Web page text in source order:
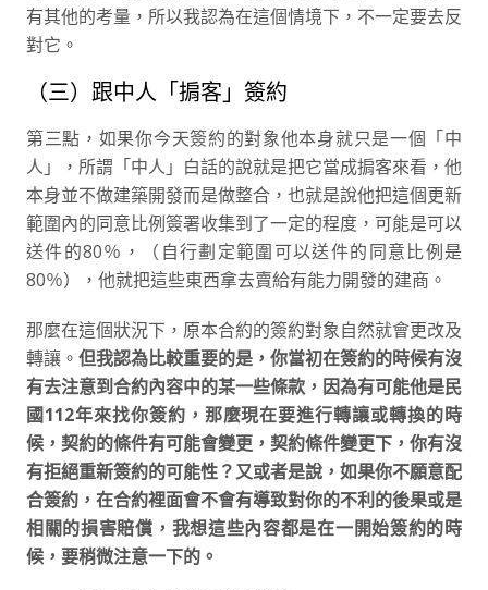
有其他的考量，所以我認為在這個情境下，不一定要去反
對它。
（三）跟中人「掮客」簽約
第三點，如果你今天簽約的對象他本身就只是一個「中
人」，所謂「中人」白話的說就是把它當成掮客來看，他
本身並不做建築開發而是做整合，也就是說他把這個更新
範圍內的同意比例簽署收集到了一定的程度，可能是可以
送件的80％，（自行劃定範圍可以送件的同意比例是
80％），他就把這些東西拿去賣給有能力開發的建商。
那麼在這個狀況下，原本合約的簽約對象自然就會更改及
轉讓。 但我認為比較重要的是，你當初在簽約的時候有沒
有去注意到合約內容中的某一些條款，因為有可能他是民
國112年來找你簽約，那麼現在要進行轉讓或轉換的時
候，契約的條件有可能會變更，契約條件變更下，你有沒
有拒絕重新簽約的可能性？又或者是說，如果你不願意配
合簽約，在合約裡面會不會有導致對你的不利的後果或是
相關的損害賠償，我想這些內容都是在一開始簽約的時
候，要稍微注意一下的。